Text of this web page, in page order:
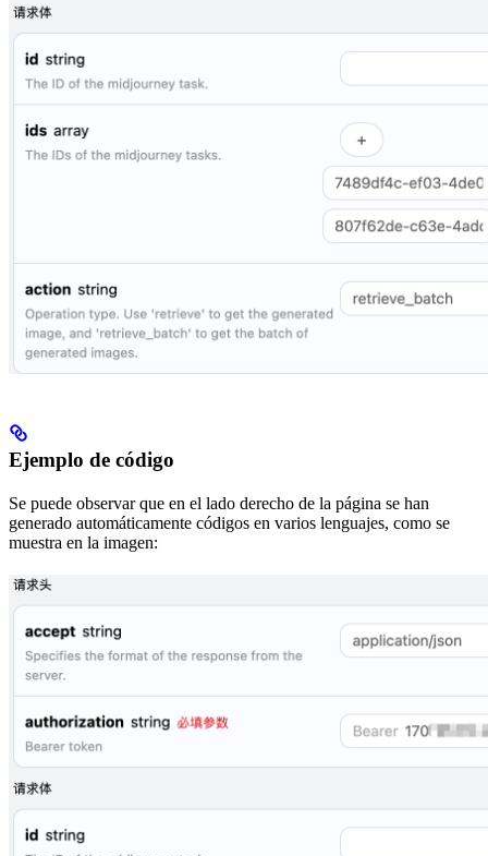
Ejemplo de código
Se puede observar que en el lado derecho de la página se han
generado automáticamente códigos en varios lenguajes, como se
muestra en la imagen: